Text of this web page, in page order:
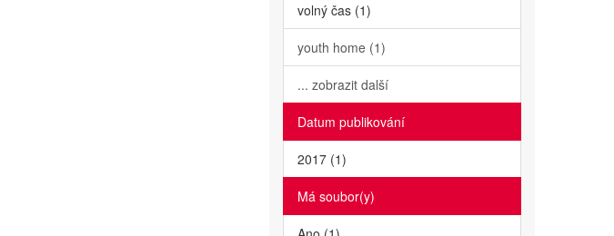
volný čas (1)
youth home (1)
... zobrazit další
Datum publikování
2017 (1)
Má soubor(y)